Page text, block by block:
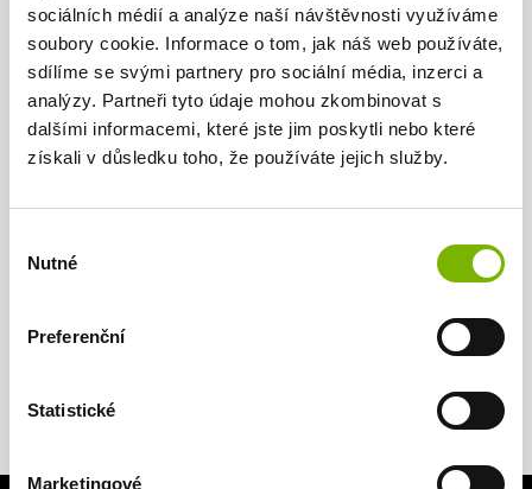
sociálních médií a analýze naší návštěvnosti využíváme
soubory cookie. Informace o tom, jak náš web používáte,
sdílíme se svými partnery pro sociální média, inzerci a
analýzy. Partneři tyto údaje mohou zkombinovat s
dalšími informacemi, které jste jim poskytli nebo které
získali v důsledku toho, že používáte jejich služby.
souhlasu
Nutné
Preferenční
Statistické
Marketingové
Top experts
We cooperate with a team of top lawyers and
professionals who have years of experience.
WANT MORE INFORMATION?